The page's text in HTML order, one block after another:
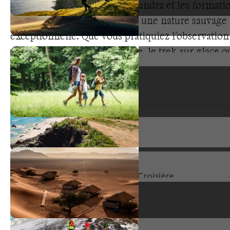
icebergs, en passant par la toundra et les
glaciaires, la région présente une nature sauvage
exceptionnelle. Que vous pratiquiez
arctique, la navigation polaire, le trek sur glace
découverte scientifique, cette destination vous
aventures extraordinaires. L'isolement
conditions extrêmes et la préservation absolue
expériences outdoor transformatrices dans des
environnements uniques.
Types de voyage
Croisière